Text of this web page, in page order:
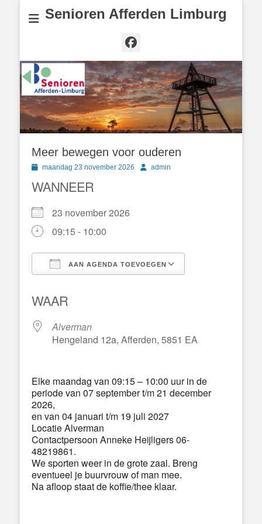
Senioren Afferden Limburg
Facebook
Meer bewegen voor ouderen
Geplaatst
maandag 23 november 2026 Authoradmin
WANNEER
23 november 2026
09:15 - 10:00
AAN AGENDA TOEVOEGEN
WAAR
Alverman
Hengeland 12a, Afferden, 5851 EA
Elke maandag van 09:15 – 10:00 uur in de
periode van 07 september t/m 21 december
2026,
en van 04 januari t/m 19 juli 2027
Locatie Alverman
Contactpersoon Anneke Heijligers 06-
48219861.
We sporten weer in de grote zaal. Breng
eventueel je buurvrouw of man mee.
Na afloop staat de koffie/thee klaar.